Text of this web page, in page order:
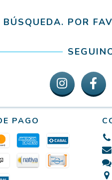
POR
PAGO